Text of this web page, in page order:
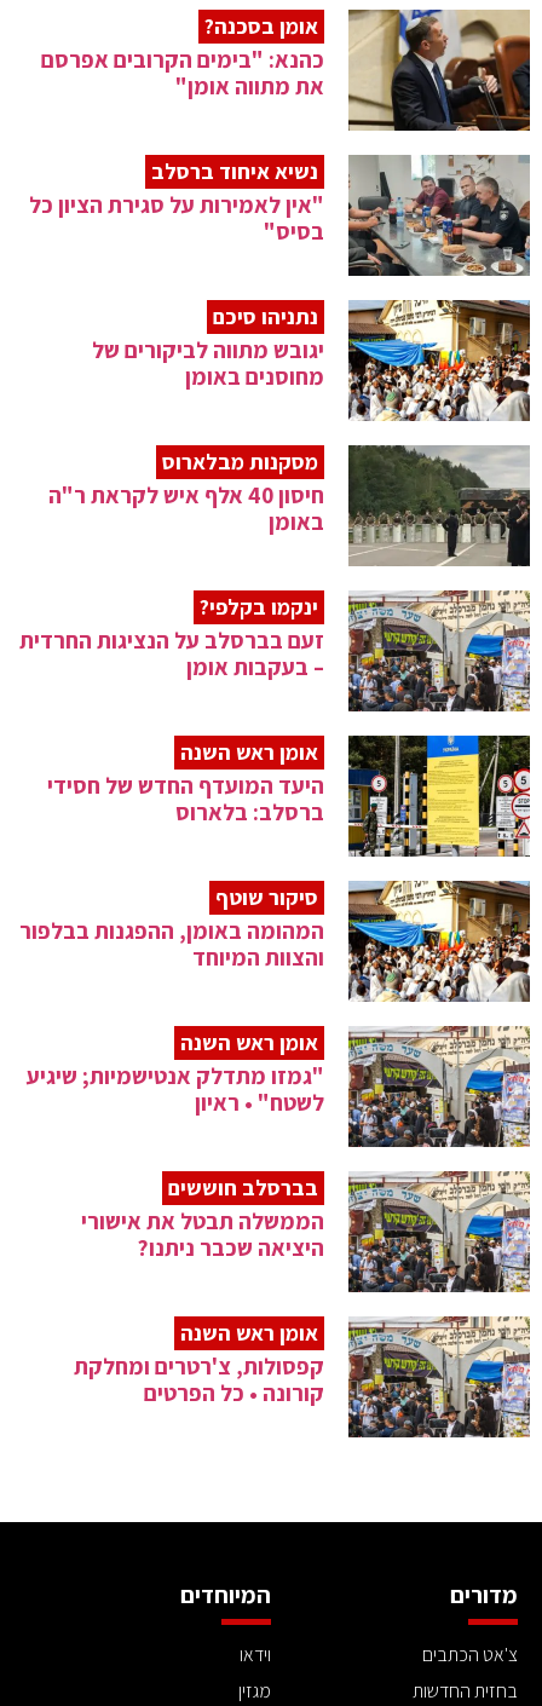
אומן בסכנה?
כהנא: "בימים הקרובים אפרסם
את מתווה אומן"
נשיא איחוד ברסלב
"אין לאמירות על סגירת הציון כל
בסיס"
נתניהו סיכם
יגובש מתווה לביקורים של
מחוסנים באומן
מסקנות מבלארוס
חיסון 40 אלף איש לקראת ר"ה
באומן
ינקמו בקלפי?
זעם בברסלב על הנציגות החרדית
– בעקבות אומן
אומן ראש השנה
היעד המועדף החדש של חסידי
ברסלב: בלארוס
סיקור שוטף
המהומה באומן, ההפגנות בבלפור
והצוות המיוחד
אומן ראש השנה
"גמזו מתדלק אנטישמיות; שיגיע
לשטח" • ראיון
בברסלב חוששים
הממשלה תבטל את אישורי
היציאה שכבר ניתנו?
אומן ראש השנה
קפסולות, צ'רטרים ומחלקת
קורונה • כל הפרטים
מדורים
צ'אט הכתבים
בחזית החדשות
המיוחדים
וידאו
מגזין